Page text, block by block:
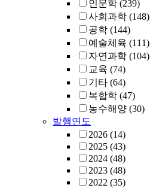
인문학 (239)
사회과학 (148)
공학 (144)
예술체육 (111)
자연과학 (104)
교육 (74)
기타 (64)
복합학 (47)
농수해양 (30)
발행연도
2026 (14)
2025 (43)
2024 (48)
2023 (48)
2022 (35)